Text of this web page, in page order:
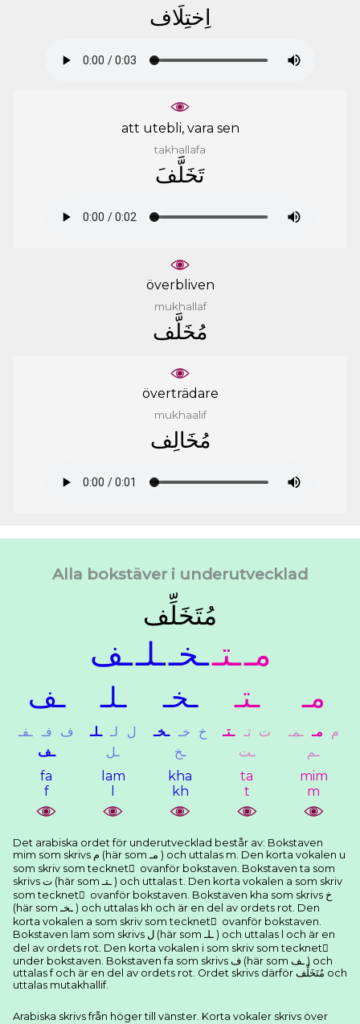
ﺍِﺧﺘِﻠَﺎﻑ
att utebli, vara sen
takhallafa
ﺗَﺨَﻠَّﻒَ
överbliven
mukhallaf
ﻣُﺨَﻠَّﻒ
överträdare
mukhaalif
ﻣُﺨَﺎﻟِﻒ
Alla bokstäver i underutvecklad
ﻣُﺘَﺨَﻠِّﻒ
ﻣــﺘــﺨــﻠــﻒ
ﻣـ ـﺘـ ـﺨـ ـﻠـ ـﻒ
ﻡ ﻣـ ـﻤـ
ـﻢ
ﺕ ﺗـ ـﺘـ
ـﺖ
ﺥ ﺧـ ـﺨـ
ـﺦ
ﻝ ﻟـ ـﻠـ
ـﻞ
ﻑ ﻓـ ـﻔـ
ـﻒ
mim
m
ta
t
kha
kh
lam
fa
f
Det arabiska ordet för underutvecklad består av: Bokstaven
mim som skrivs ﻡ (här som ﻣـ ) och uttalas m. Den korta vokalen u
som skriv som tecknet ُ ovanför bokstaven. Bokstaven ta som
skrivs ﺕ (här som ـﺘـ ) och uttalas t. Den korta vokalen a som skriv
som tecknet َ ovanför bokstaven. Bokstaven kha som skrivs ﺥ
(här som ـﺨـ ) och uttalas kh och är en del av ordets rot. Den
korta vokalen a som skriv som tecknet َ ovanför bokstaven.
Bokstaven lam som skrivs ﻝ (här som ـﻠـ ) och uttalas l och är en
del av ordets rot. Den korta vokalen i som skriv som tecknet ِ
under bokstaven. Bokstaven fa som skrivs ﻑ (här som ـﻒ ) och
uttalas f och är en del av ordets rot. Ordet skrivs därför ﻣُﺘَﺨَﻠِّﻒ och
uttalas mutakhallif.
Arabiska skrivs från höger till vänster. Korta vokaler skrivs över